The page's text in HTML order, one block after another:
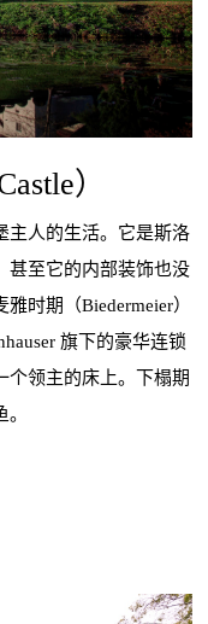
）
人的生活。它是斯洛
甚至它的内部装饰也没
时期（Biedermeier）
旗下的豪华连锁
个领主的床上。下榻期